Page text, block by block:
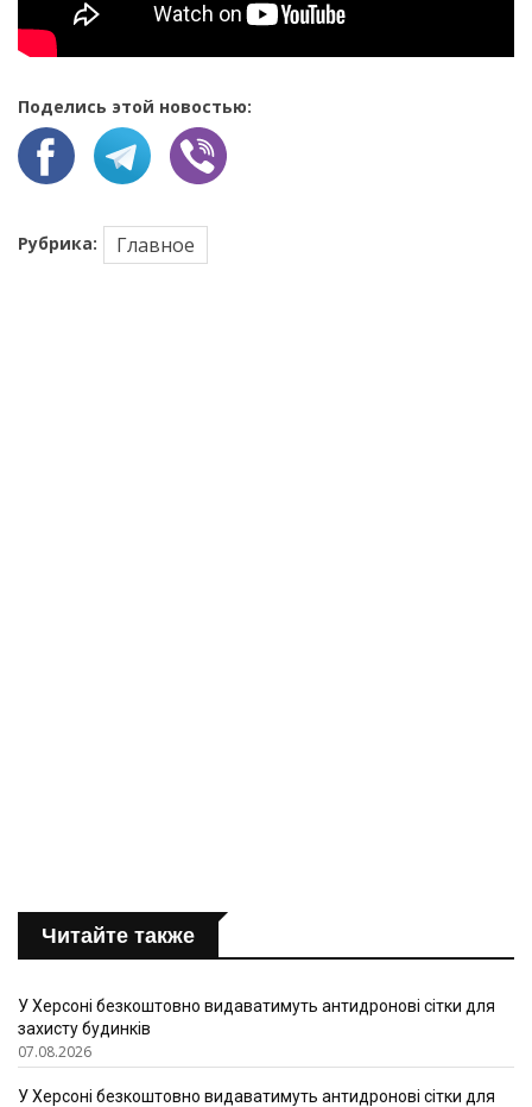
Поделись этой новостью:
Рубрика: Главное
Читайте также
У Херсоні безкоштовно видаватимуть антидронові сітки для
захисту будинків
07.08.2026
У Херсоні безкоштовно видаватимуть антидронові сітки для